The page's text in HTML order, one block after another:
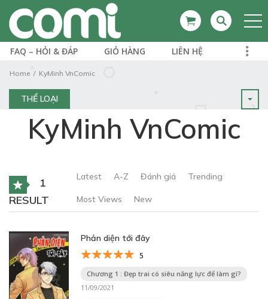
FAQ – HỎI & ĐÁP GIỎ HÀNG LIÊN HỆ
Home KyMinh VnComic
THỂ LOẠI
KyMinh VnComic
1
RESULT
Latest A-Z Đánh giá Trending
Most Views New
Phản diện tới đây
5
Chương 1 : Đẹp trai có siêu năng lực để làm gì?
11/09/2021